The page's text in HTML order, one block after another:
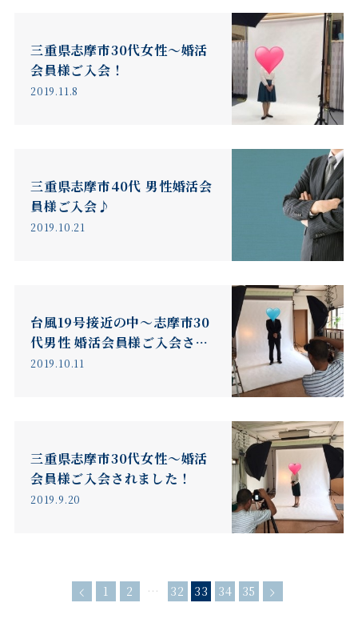
三重県志摩市30代女性～婚活
会員様ご入会！
2019.11.8
三重県志摩市40代 男性婚活会
員様ご入会♪
2019.10.21
台風19号接近の中～志摩市30
代男性 婚活会員様ご入会され
ました！
2019.10.11
三重県志摩市30代女性～婚活
会員様ご入会されました！
2019.9.20
1 2 … 32 33 34 35